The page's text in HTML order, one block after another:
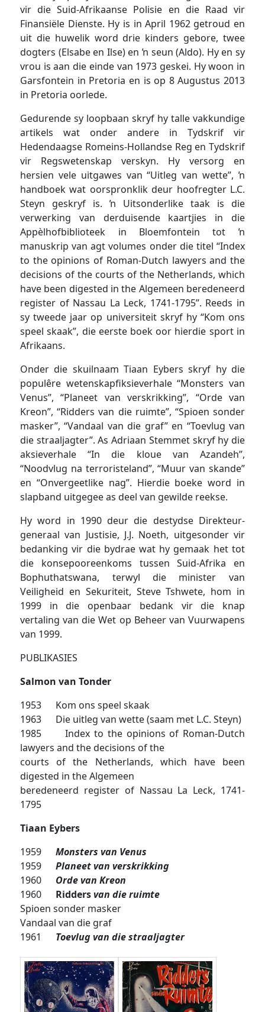
vir die Suid-Afrikaanse Polisie en die Raad vir
Finansiële Dienste. Hy is in April 1962 getroud en
uit die huwelik word drie kinders gebore, twee
dogters (Elsabe en Ilse) en ŉ seun (Aldo). Hy en sy
vrou is aan die einde van 1973 geskei. Hy woon in
Garsfontein in Pretoria en is op 8 Augustus 2013
in Pretoria oorlede.
Gedurende sy loopbaan skryf hy talle vakkundige
artikels wat onder andere in Tydskrif vir
Hedendaagse Romeins-Hollandse Reg en Tydskrif
vir Regswetenskap verskyn. Hy versorg en
hersien vele uitgawes van “Uitleg van wette”, ŉ
handboek wat oorspronklik deur hoofregter L.C.
Steyn geskryf is. ŉ Uitsonderlike taak is die
verwerking van derduisende kaartjies in die
Appèlhofbiblioteek in Bloemfontein tot ŉ
manuskrip van agt volumes onder die titel “Index
to the opinions of Roman-Dutch lawyers and the
decisions of the courts of the Netherlands, which
have been digested in the Algemeen beredeneerd
register of Nassau La Leck, 1741-1795”. Reeds in
sy tweede jaar op universiteit skryf hy “Kom ons
speel skaak”, die eerste boek oor hierdie sport in
Afrikaans.
Onder die skuilnaam Tiaan Eybers skryf hy die
populêre wetenskapfiksieverhale “Monsters van
Venus”, “Planeet van verskrikking”, “Orde van
Kreon”, “Ridders van die ruimte”, “Spioen sonder
masker”, “Vandaal van die graf” en “Toevlug van
die straaljagter”. As Adriaan Stemmet skryf hy die
aksieverhale “In die kloue van Azandeh”,
“Noodvlug na terroristeland”, “Muur van skande”
en “Onvergeetlike nag”. Hierdie boeke word in
slapband uitgegee as deel van gewilde reekse.
Hy word in 1990 deur die destydse Direkteur-
generaal van Justisie, J.J. Noeth, uitgesonder vir
bedanking vir die bydrae wat hy gemaak het tot
die konsepooreenkoms tussen Suid-Afrika en
Bophuthatswana, terwyl die minister van
Veiligheid en Sekuriteit, Steve Tshwete, hom in
1999 in die openbaar bedank vir die knap
vertaling van die Wet op Beheer van Vuurwapens
van 1999.
PUBLIKASIES
Salmon van Tonder
1953 Kom ons speel skaak
1963 Die uitleg van wette (saam met L.C. Steyn)
1985 Index to the opinions of Roman-Dutch
lawyers and the decisions of the
courts of the Netherlands, which have been
digested in the Algemeen
beredeneerd register of Nassau La Leck, 1741-
1795
Tiaan Eybers
1959Monsters van Venus
1959
Planeet van verskrikking
1960 Orde van Kreon
1960 Riddersvan die ruimte
Spioen sonder masker
Vandaal van die graf
1961 Toevlug van die straaljagter